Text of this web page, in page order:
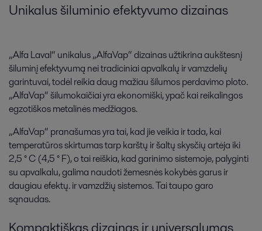
Unikalus šiluminio efektyvumo dizainas
„Alfa Laval“ unikalus „AlfaVap“ dizainas užtikrina aukštesnį
šiluminį efektyvumą nei tradiciniai apvalkalų ir vamzdelių
garintuvai, todėl reikia daug mažiau šilumos perdavimo ploto.
„AlfaVap“ šilumokaičiai yra ekonomiški, ypač kai reikalingos
egzotiškos metalinės medžiagos.
„AlfaVap“ pranašumas yra tai, kad jie veikia ir tada, kai
temperatūros skirtumas tarp karštų ir šaltų skysčių artėja iki
2,5 ° C (4,5 ° F), o tai reiškia, kad garinimo sistemoje, palyginti
su apvalkalu, galima naudoti žemesnės kokybės garus ir
daugiau efektų. ir vamzdžių sistemos. Tai taupo garo
sąnaudas.
Kompaktiškas dizainas ir universalumas